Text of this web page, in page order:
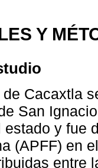
Y
Cacaxtla
San
estado y fue
(APFF) en
entre